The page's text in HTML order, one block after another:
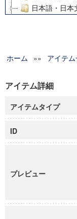
日本語・日本
グローバルリ
科学研究費補
慶應義塾大
慶應義塾大学
博士課程教
学術雑誌掲載
ホーム »» アイテ
アイテム詳細
アイテムタイプ
ID
プレビュー